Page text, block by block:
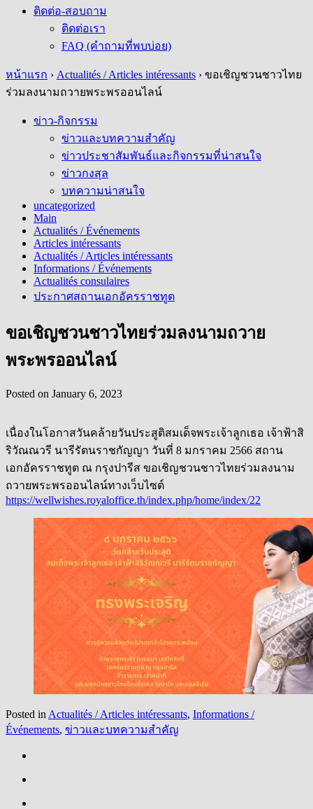
ติดต่อ-สอบถาม
ติดต่อเรา
FAQ (คำถามที่พบบ่อย)
หน้าแรก › Actualités / Articles intéressants › ขอเชิญชวนชาวไทย
ร่วมลงนามถวายพระพรออนไลน์
ข่าว-กิจกรรม
ข่าวและบทความสำคัญ
ข่าวประชาสัมพันธ์และกิจกรรมที่น่าสนใจ
ข่าวกงสุล
บทความน่าสนใจ
uncategorized
Main
Actualités / Événements
Articles intéressants
Actualités / Articles intéressants
Informations / Événements
Actualités consulaires
ประกาศสถานเอกอัครราชทูต
ขอเชิญชวนชาวไทยร่วมลงนามถวาย
พระพรออนไลน์
Posted on January 6, 2023
เนื่องในโอกาสวันคล้ายวันประสูติสมเด็จพระเจ้าลูกเธอ เจ้าฟ้าสิ
ริวัณณวรี นารีรัตนราชกัญญา วันที่ 8 มกราคม 2566 สถาน
เอกอัครราชทูต ณ กรุงปารีส ขอเชิญชวนชาวไทยร่วมลงนาม
ถวายพระพรออนไลน์ทางเว็บไซต์
https://wellwishes.royaloffice.th/index.php/home/index/22
Posted in Actualités / Articles intéressants, Informations /
Événements, ข่าวและบทความสำคัญ